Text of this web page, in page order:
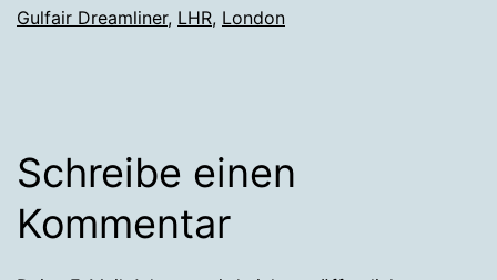
Gulfair Dreamliner, LHR, London
Schreibe einen
Kommentar